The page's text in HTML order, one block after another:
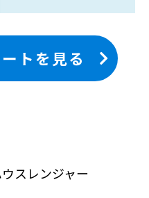
トを見る
スレンジャー